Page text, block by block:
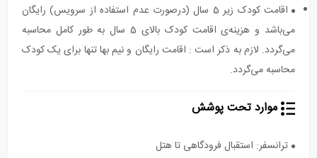
اقامت کودک زیر 5 سال (درصورت عدم استفاده از سرویس) رایگان
می‌باشد و هزینه‌ی اقامت کودک بالای 5 سال به طور کامل محاسبه
می‌گردد. لازم به ذکر است : اقامت رایگان و نیم بها تنها برای یک کودک
محاسبه می‌گردد.
موارد تحت پوشش
ترانسفر: استقبال فرودگاهی تا هتل